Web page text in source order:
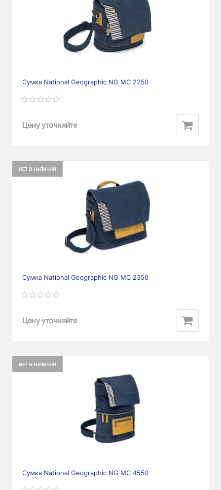
Сумка National Geographic NG MC 2250
Цену уточняйте
НЕТ В НАЛИЧИИ
Сумка National Geographic NG MC 2350
Цену уточняйте
НЕТ В НАЛИЧИИ
Сумка National Geographic NG MC 4550